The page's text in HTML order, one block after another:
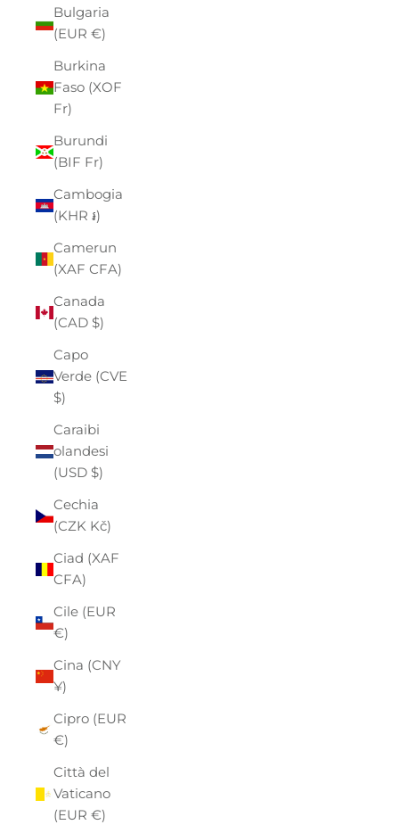
Bulgaria
(EUR €)
Burkina
Faso (XOF
Fr)
Burundi
(BIF Fr)
Cambogia
(KHR ៛)
Camerun
(XAF CFA)
Canada
(CAD $)
Capo
Verde (CVE
$)
Caraibi
olandesi
(USD $)
Cechia
(CZK Kč)
Ciad (XAF
CFA)
Cile (EUR
€)
Cina (CNY
¥)
Cipro (EUR
€)
Città del
Vaticano
(EUR €)